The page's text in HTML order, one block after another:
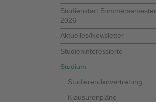
Studienstart Sommersemester
2026
Aktuelles/Newsletter
Studieninteressierte
Studium
Studierendenvertretung
Klausurenpläne